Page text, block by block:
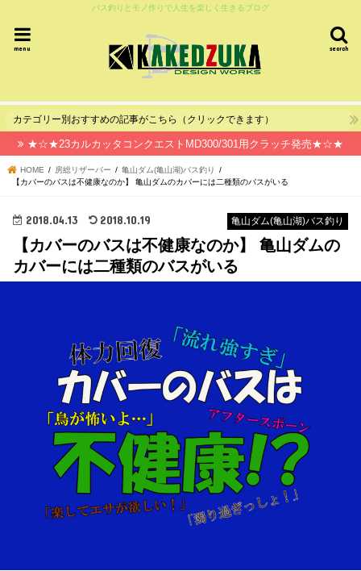
バス釣りとモノ作りで人生を楽しく生きるブログ
search
menu
カテゴリー別おすすめの記事がこちら（クリックできます）
★☆★23カルカッタコンクエストMD300/301用クラッチ発売★☆★
HOME 房総リザーバー
亀山ダム(亀山湖)バス釣り
【カバーのバスは不健康なのか】 亀山ダムのカバーには二種類のバスがいる
亀山ダム(亀山湖)バス釣り
2018.04.13 2018.10.19
【カバーのバスは不健康なのか】 亀山ダムの
カバーには二種類のバスがいる